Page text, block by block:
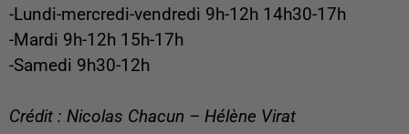
-Lundi-mercredi-vendredi 9h-12h 14h30-17h
-Mardi 9h-12h 15h-17h
-Samedi 9h30-12h
Crédit : Nicolas Chacun – Hélène Virat